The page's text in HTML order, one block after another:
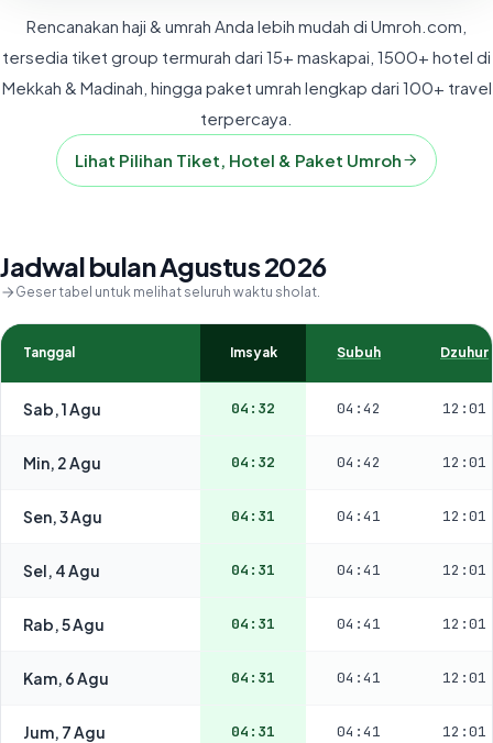
Rencanakan haji & umrah Anda lebih mudah di Umroh.com,
tersedia tiket group termurah dari 15+ maskapai, 1500+ hotel di
Mekkah & Madinah, hingga paket umrah lengkap dari 100+ travel
terpercaya.
Lihat Pilihan Tiket, Hotel & Paket Umroh
Jadwal bulan Agustus 2026
Geser tabel untuk melihat seluruh waktu sholat.
Tanggal Imsyak Subuh Dzuhur
Sab, 1 Agu 04:32 04:42 12:01
Min, 2 Agu 04:32 04:42 12:01
Sen, 3 Agu 04:31 04:41 12:01
Sel, 4 Agu 04:31 04:41 12:01
Rab, 5 Agu 04:31 04:41 12:01
Kam, 6 Agu 04:31 04:41 12:01
Jum, 7 Agu 04:31 04:41 12:01